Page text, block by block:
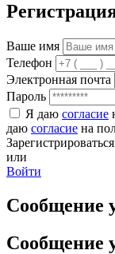
Ваше имя
Телефон
Электронная почта
Пароль
Я даю согласие
даю согласие на
Зарегистрироваться
или
Войти
Сообщение
Сообщение